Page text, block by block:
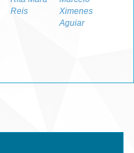
Reis
Ximenes
Aguiar